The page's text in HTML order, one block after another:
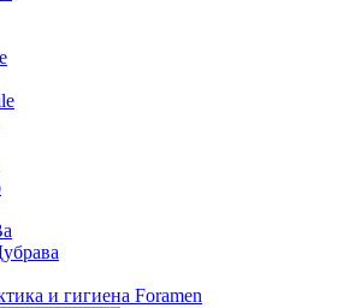
и гигиена Foramen